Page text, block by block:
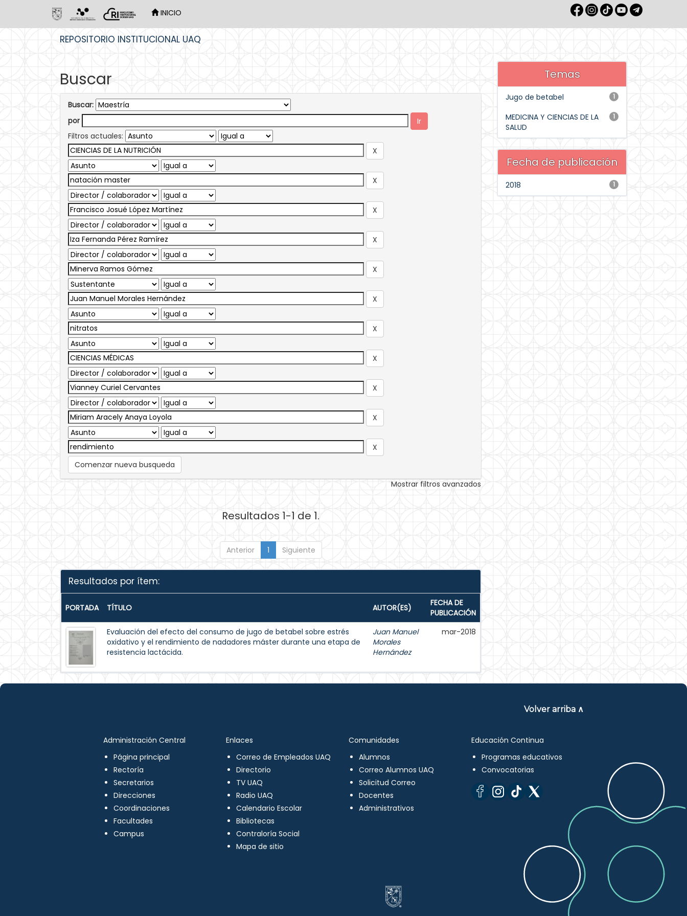
INICIO
REPOSITORIO INSTITUCIONAL UAQ
Buscar
Buscar:
por
Filtros actuales:
Comenzar nueva busqueda
Mostrar filtros avanzados
Resultados 1-1 de 1.
Anterior 1 Siguiente
Resultados por ítem:
PORTADA TÍTULO AUTOR(ES)
FECHA DE
PUBLICACIÓN
Evaluación del efecto del consumo de jugo de betabel sobre estrés
oxidativo y el rendimiento de nadadores máster durante una etapa de
resistencia lactácida.
Juan Manuel
Morales
Hernández
mar-2018
Temas
1
Jugo de betabel
1
MEDICINA Y CIENCIAS DE LA
SALUD
Fecha de publicación
1
2018
Volver arriba ∧
Administración Central
Página principal
Rectoría
Secretarios
Direcciones
Coordinaciones
Facultades
Campus
Enlaces
Correo de Empleados UAQ
Directorio
TV UAQ
Radio UAQ
Calendario Escolar
Bibliotecas
Contraloría Social
Mapa de sitio
Comunidades
Alumnos
Correo Alumnos UAQ
Solicitud Correo
Docentes
Administrativos
Educación Continua
Programas educativos
Convocatorias